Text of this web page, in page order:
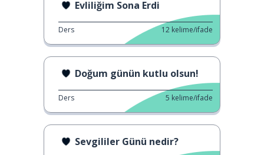
Evliliğim Sona Erdi
Ders 12 kelime/ifade
Doğum günün kutlu olsun!
Ders 5 kelime/ifade
Sevgililer Günü nedir?